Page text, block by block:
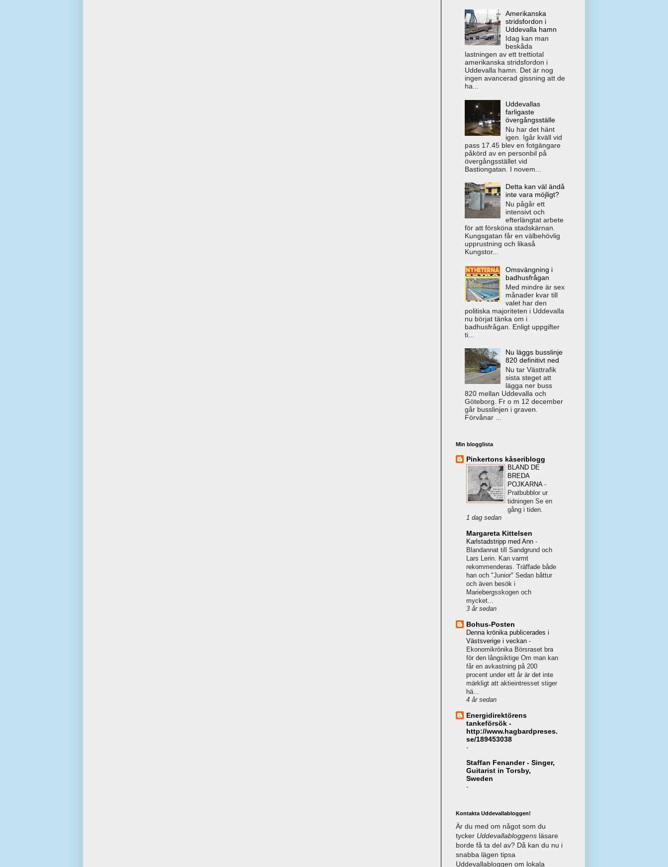
Amerikanska
stridsfordon i
Uddevalla hamn
Idag kan man
beskåda
lastningen av ett trettiotal
amerikanska stridsfordon i
Uddevalla hamn. Det är nog
ingen avancerad gissning att de
ha...
Uddevallas
farligaste
övergångsställe
Nu har det hänt
igen. Igår kväll vid
pass 17.45 blev en fotgängare
påkörd av en personbil på
övergångsstället vid
Bastiongatan. I novem...
Detta kan väl ändå
inte vara möjligt?
Nu pågår ett
intensivt och
efterlängtat arbete
för att försköna stadskärnan.
Kungsgatan får en välbehövlig
upprustning och likaså
Kungstor...
Omsvängning i
badhusfrågan
Med mindre är sex
månader kvar till
valet har den
politiska majoriteten i Uddevalla
nu börjat tänka om i
badhusfrågan. Enligt uppgifter
ti...
Nu läggs busslinje
820 definitivt ned
Nu tar Västtrafik
sista steget att
lägga ner buss
820 mellan Uddevalla och
Göteborg. Fr o m 12 december
går busslinjen i graven.
Förvånar ...
Min blogglista
Pinkertons kåseriblogg
BLAND DE
BREDA
POJKARNA -
Pratbubblor ur
tidningen Se en
gång i tiden.
1 dag sedan
Margareta Kittelsen
Karlstadstripp med Ann -
Blandannat till Sandgrund och
Lars Lerin. Kan varmt
rekommenderas. Träffade både
han och "Junior" Sedan båttur
och även besök i
Mariebergsskogen och
mycket...
3 år sedan
Bohus-Posten
Denna krönika publicerades i
Västsverige i veckan -
Ekonomikrönika Börsraset bra
för den långsiktige Om man kan
får en avkastning på 200
procent under ett år är det inte
märkligt att aktieintresset stiger
hä...
4 år sedan
Energidirektörens
tankeförsök -
http://www.hagbardpreses.
se/189453038
-
Staffan Fenander - Singer,
Guitarist in Torsby,
Sweden
-
Kontakta Uddevallabloggen!
Är du med om något som du
tycker Uddevallabloggens läsare
borde få ta del av? Då kan du nu i
snabba lägen tipsa
Uddevallabloggen om lokala